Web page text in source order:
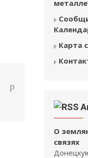
Карта
О
связях